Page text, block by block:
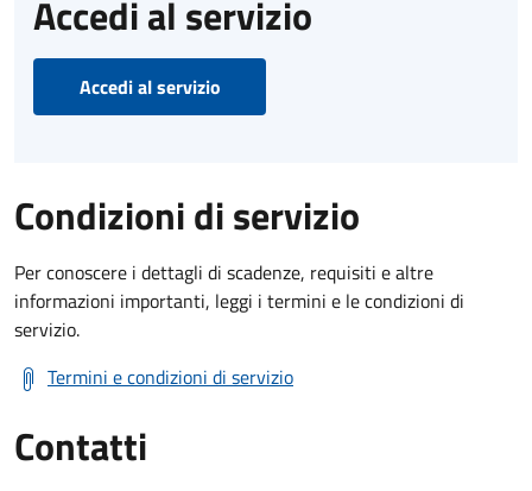
Accedi al servizio
Accedi al servizio
Condizioni di servizio
Per conoscere i dettagli di scadenze, requisiti e altre
informazioni importanti, leggi i termini e le condizioni di
servizio.
Termini e condizioni di servizio
Contatti